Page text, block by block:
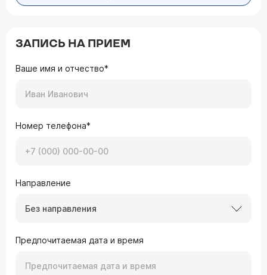
ЗАПИСЬ НА ПРИЕМ
Ваше имя и отчество*
Номер телефона*
Направление
Без направления
Предпочитаемая дата и время